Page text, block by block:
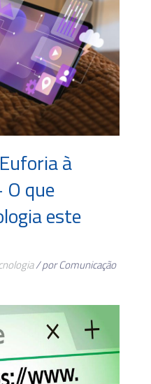
à
que
este
/ por Comunicação